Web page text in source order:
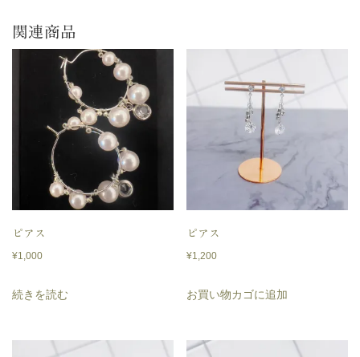
ラ
ワ
ス
関連商品
ピアス
¥1,000
続きを読む
ピアス
¥1,200
お買い物カゴに追加